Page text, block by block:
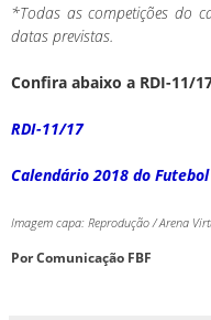
*Todas as competições do
datas previstas.
Confira abaixo a RDI-11/
RDI-11/17
Calendário 2018 do
Imagem capa: Reprodução / Arena
Por Comunicação FBF